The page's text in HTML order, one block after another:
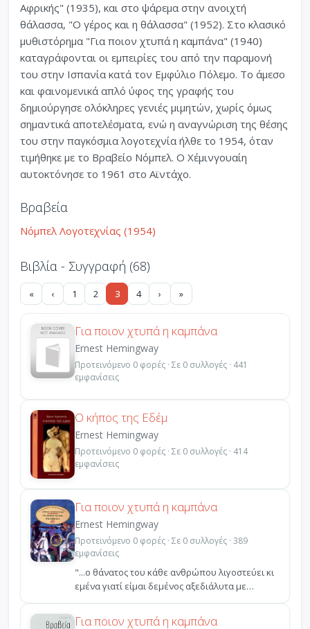
Αφρικής" (1935), και στο ψάρεμα στην ανοιχτή
θάλασσα, "Ο γέρος και η θάλασσα" (1952). Στο κλασικό
μυθιστόρημα "Για ποιον χτυπά η καμπάνα" (1940)
καταγράφονται οι εμπειρίες του από την παραμονή
του στην Ισπανία κατά τον Εμφύλιο Πόλεμο. Το άμεσο
και φαινομενικά απλό ύφος της γραφής του
δημιούργησε ολόκληρες γενιές μιμητών, χωρίς όμως
σημαντικά αποτελέσματα, ενώ η αναγνώριση της θέσης
του στην παγκόσμια λογοτεχνία ήλθε το 1954, όταν
τιμήθηκε με το Βραβείο Νόμπελ. Ο Χέμινγουαίη
αυτοκτόνησε το 1961 στο Αϊντάχο.
Βραβεία
Νόμπελ Λογοτεχνίας (1954)
Βιβλία - Συγγραφή (68)
« ‹ 1 2 3 4 › »
Για ποιον χτυπά η καμπάνα
Ernest Hemingway
Προτεινόμενο 0 φορές · Σε 0 συλλογές · 441
εμφανίσεις
Ο κήπος της Εδέμ
Ernest Hemingway
Προτεινόμενο 0 φορές · Σε 0 συλλογές · 414
εμφανίσεις
Για ποιον χτυπά η καμπάνα
Ernest Hemingway
Προτεινόμενο 0 φορές · Σε 0 συλλογές · 389
εμφανίσεις
"...ο θάνατος του κάθε ανθρώπου λιγοστεύει κι
εμένα γιατί είμαι δεμένος αξεδιάλυτα με
ολάκερη την αν...
Για ποιον χτυπά η καμπάνα